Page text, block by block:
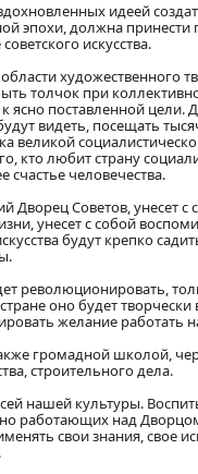
идеей
эпохи, должна принести
искусства.
художественного
толчок при
поставленной цели.
видеть, посещать
великой
кто любит страну
человечества.
Советов, унесет с
унесет с собой
будут крепко
революционировать,
оно будет
желание работать
громадной школой,
строительного дела.
нашей культуры.
работающих над
свои знания, свое